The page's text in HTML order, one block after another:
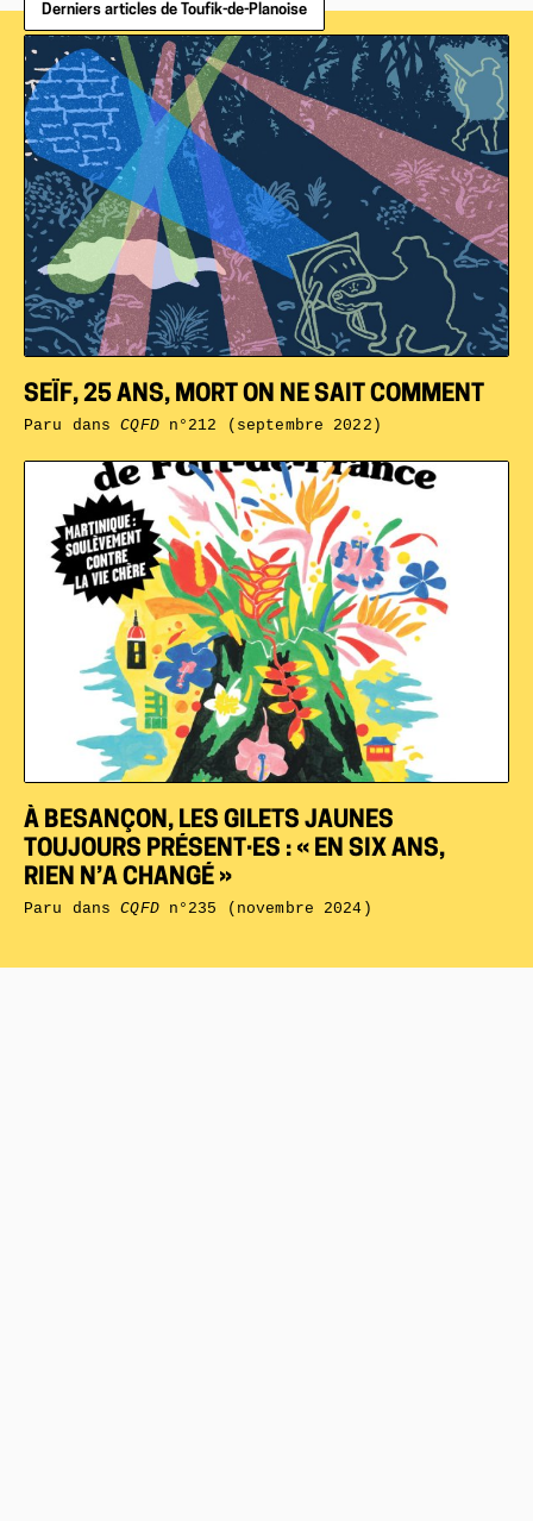
Derniers articles de Toufik-de-Planoise
À BESANÇON, LES GILETS JAUNES
TOUJOURS PRÉSENT·ES : « EN SIX ANS,
RIEN N’A CHANGÉ »
Paru dansCQFDn°235 (novembre 2024)
SEÏF, 25 ANS, MORT ON NE SAIT COMMENT
Paru dansCQFDn°212 (septembre 2022)